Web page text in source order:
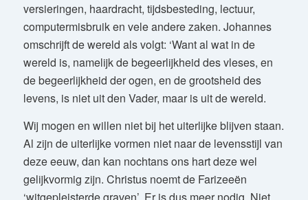
versieringen, haardracht, tijdsbesteding, lectuur,
computermisbruik en vele andere zaken. Johannes
omschrijft de wereld als volgt: ‘Want al wat in de
wereld is, namelijk de begeerlijkheid des vleses, en
de begeerlijkheid der ogen, en de grootsheid des
levens, is niet uit den Vader, maar is uit de wereld.
Wij mogen en willen niet bij het uiterlijke blijven staan.
Al zijn de uiterlijke vormen niet naar de levensstijl van
deze eeuw, dan kan nochtans ons hart deze wel
gelijkvormig zijn. Christus noemt de Farizeeën